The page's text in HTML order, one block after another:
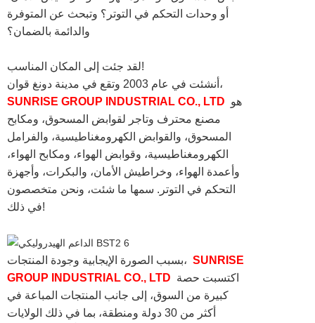
أو وحدات التحكم في التوتر؟ وتبحث عن المتوفرة
والدائمة بالضمان؟
لقد جئت إلى المكان المناسب!
أنشئت في عام 2003 وتقع في مدينة دونغ قوان،
SUNRISE GROUP INDUSTRIAL CO., LTD
مصنع محترف وتاجر لقوابض المسحوق، ومكابح
المسحوق، والقوابض الكهرومغناطيسية، والفرامل
الكهرومغناطيسية، وقوابض الهواء، ومكابح الهواء،
وأعمدة الهواء، وخراطيش الأمان، والبكرات، وأجهزة
التحكم في التوتر. سمها ما شئت، ونحن متخصصون
في ذلك!
بسبب الصورة الإيجابية وجودة المنتجات، SUNRISE
GROUP INDUSTRIAL CO., LTD
كبيرة من السوق، إلى جانب المنتجات المباعة في
أكثر من 30 دولة ومنطقة، بما في ذلك الولايات